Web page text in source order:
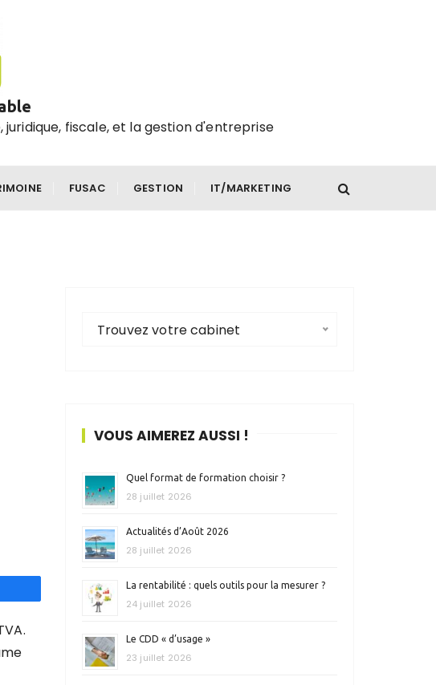
fiscale, et la gestion d'entreprise
FUSAC GESTION IT/MARKETING
Trouvez votre cabinet
VOUS AIMEREZ AUSSI !
Quel format de formation choisir ?
28 juillet 2026
Actualités d’Août 2026
28 juillet 2026
La rentabilité : quels outils pour la mesurer ?
24 juillet 2026
Le CDD « d’usage »
23 juillet 2026